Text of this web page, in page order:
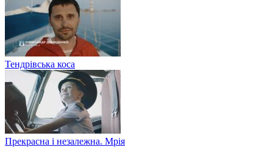
Тендрівська коса
Прекрасна і незалежна. Мрія